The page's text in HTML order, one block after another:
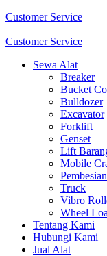
Customer Service
Customer Service
Sewa Alat
Breaker
Bucket
Bulldozer
Excavator
Forklift
Genset
Lift
Mobile
Pembesian
Truck
Vibro
Wheel
Tentang Kami
Hubungi Kami
Jual Alat